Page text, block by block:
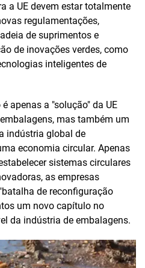
a UE devem estar totalmente
regulamentações,
de suprimentos e
de inovações verdes, como
inteligentes de
apenas a "solução" da UE
mas também um
indústria global de
economia circular. Apenas
sistemas circulares
as empresas
de reconfiguração
um novo capítulo no
da indústria de embalagens.